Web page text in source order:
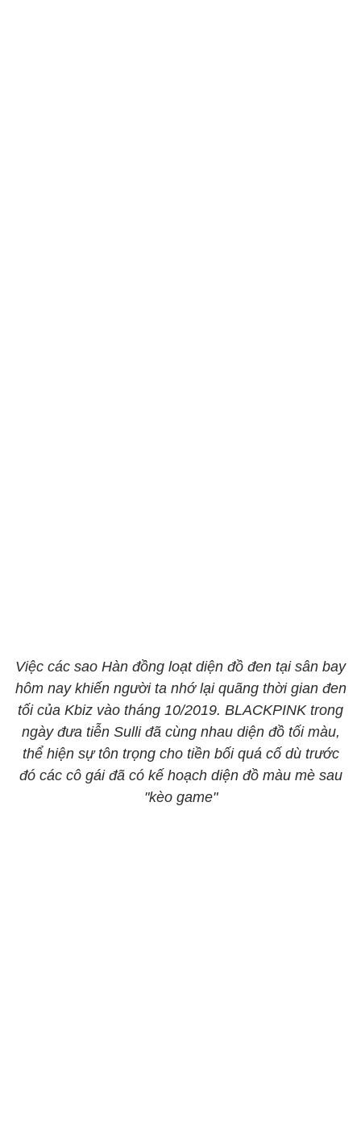
Việc các sao Hàn đồng loạt diện đồ đen tại sân bay
hôm nay khiến người ta nhớ lại quãng thời gian đen
tối của Kbiz vào tháng 10/2019. BLACKPINK trong
ngày đưa tiễn Sulli đã cùng nhau diện đồ tối màu,
thể hiện sự tôn trọng cho tiền bối quá cố dù trước
đó các cô gái đã có kế hoạch diện đồ màu mè sau
"kèo game"